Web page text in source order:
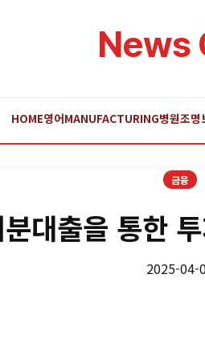
News
HOME영어MANUFACTURING병원조명
금융
대출을 통한
2025-04-